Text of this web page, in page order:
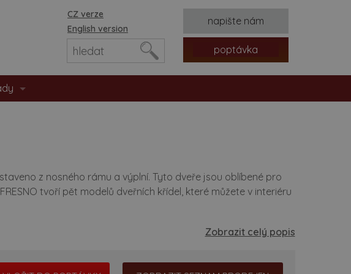
CZ verze
English version
napište nám
poptávka
z nosného rámu a výplní. Tyto dveře jsou oblíbené pro
tvoří pět modelů dveřních křídel, které můžete v interiéru
Zobrazit celý popis